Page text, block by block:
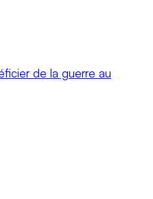
de la guerre au